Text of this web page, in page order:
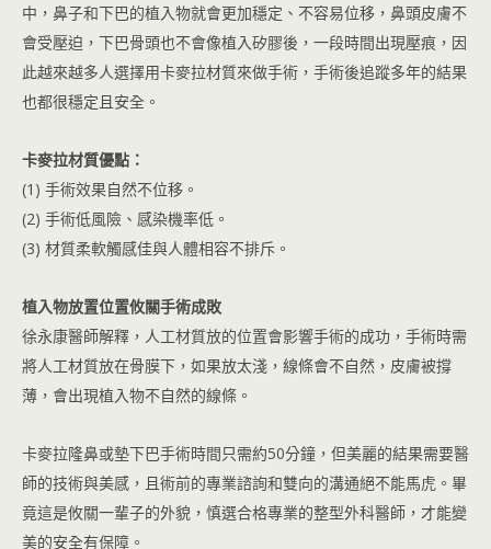
中，鼻子和下巴的植入物就會更加穩定、不容易位移，鼻頭皮膚不
會受壓迫，下巴骨頭也不會像植入矽膠後，一段時間出現壓痕，因
此越來越多人選擇用卡麥拉材質來做手術，手術後追蹤多年的結果
也都很穩定且安全。
卡麥拉材質優點：
(1) 手術效果自然不位移。
(2) 手術低風險、感染機率低。
(3) 材質柔軟觸感佳與人體相容不排斥。
植入物放置位置攸關手術成敗
徐永康醫師解釋，人工材質放的位置會影響手術的成功，手術時需
將人工材質放在骨膜下，如果放太淺，線條會不自然，皮膚被撐
薄，會出現植入物不自然的線條。
卡麥拉隆鼻或墊下巴手術時間只需約50分鐘，但美麗的結果需要醫
師的技術與美感，且術前的專業諮詢和雙向的溝通絕不能馬虎。畢
竟這是攸關一輩子的外貌，慎選合格專業的整型外科醫師，才能變
美的安全有保障。